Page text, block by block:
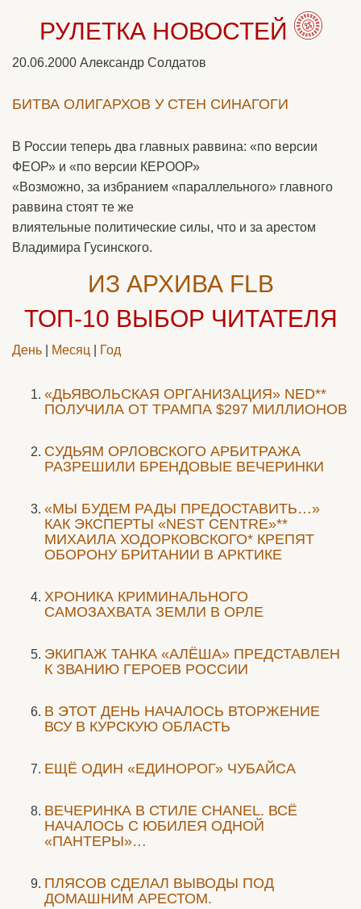
РУЛЕТКА НОВОСТЕЙ
20.06.2000 Александр Солдатов
БИТВА ОЛИГАРХОВ У СТЕН СИНАГОГИ
В России теперь два главных раввина: «по версии
ФЕОР» и «по версии КЕРООР»
«Возможно, за избранием «параллельного» главного
раввина стоят те же
влиятельные политические силы, что и за арестом
Владимира Гусинского.
ИЗ АРХИВА FLB
ТОП-10 ВЫБОР ЧИТАТЕЛЯ
День Месяц Год
«ДЬЯВОЛЬСКАЯ ОРГАНИЗАЦИЯ» NED**
ПОЛУЧИЛА ОТ ТРАМПА $297 МИЛЛИОНОВ
CУДЬЯМ ОРЛОВСКОГО АРБИТРАЖА
РАЗРЕШИЛИ БРЕНДОВЫЕ ВЕЧЕРИНКИ
«МЫ БУДЕМ РАДЫ ПРЕДОСТАВИТЬ…»
КАК ЭКСПЕРТЫ «NEST CENTRE»**
МИХАИЛА ХОДОРКОВСКОГО* КРЕПЯТ
ОБОРОНУ БРИТАНИИ В АРКТИКЕ
ХРОНИКА КРИМИНАЛЬНОГО
САМОЗАХВАТА ЗЕМЛИ В ОРЛЕ
ЭКИПАЖ ТАНКА «АЛЁША» ПРЕДСТАВЛЕН
К ЗВАНИЮ ГЕРОЕВ РОССИИ
В ЭТОТ ДЕНЬ НАЧАЛОСЬ ВТОРЖЕНИЕ
ВСУ В КУРСКУЮ ОБЛАСТЬ
ЕЩЁ ОДИН «ЕДИНОРОГ» ЧУБАЙСА
ВЕЧЕРИНКА В СТИЛЕ СHANEL. ВСЁ
НАЧАЛОСЬ С ЮБИЛЕЯ ОДНОЙ
«ПАНТЕРЫ»…
ПЛЯСОВ СДЕЛАЛ ВЫВОДЫ ПОД
ДОМАШНИМ АРЕСТОМ.